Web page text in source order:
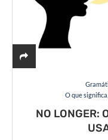
O que
NO LONGER: